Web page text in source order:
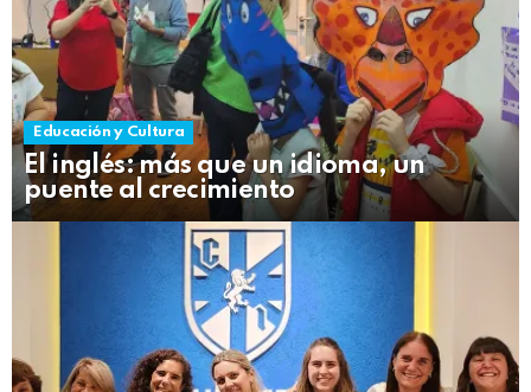
Educación y Cultura
El inglés: más que un idioma, un
puente al crecimiento